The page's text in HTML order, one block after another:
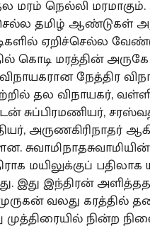
மரம் நெல்லி மரமாகும்.
தமிழ் ஆண்டுகள்
ஏறிச்செல்ல
கொடி மரத்தின் அருகே
நேத்திர
தல விநாயகர்,
சுப்பிரமணியர்,
அருணகிரிநாதர்
சுவாமிநாதசுவாமியின்
மயிலுக்குப்
இது இந்திரன்
வலது கரத்தில்
முத்திரையில் நின்ற